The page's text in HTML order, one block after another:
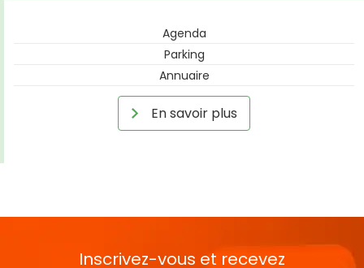
Agenda
Parking
Annuaire
En savoir plus
Inscrivez-vous et recevez